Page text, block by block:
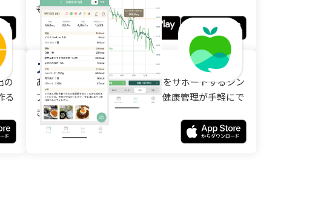
も使えます。
の
る
ステディ
あなたの健康管理やダイエットをサポートするシン
プルな記録アプリです。日々の健康管理が手軽にで
きます。